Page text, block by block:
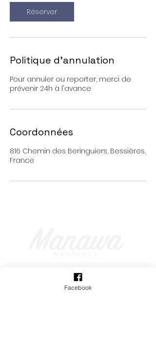
Réserver
Politique d'annulation
Pour annuler ou reporter, merci de
prévenir 24h à l'avance
Coordonnées
816 Chemin des Beringuiers, Bessières,
France
Massages bien-être
Facebook